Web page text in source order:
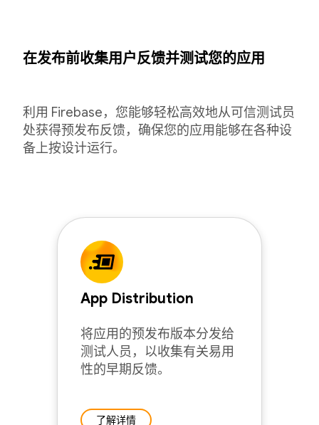
在发布前收集用户反馈并测试您的应用
利用 Firebase，您能够轻松高效地从可信测试员
处获得预发布反馈，确保您的应用能够在各种设
备上按设计运行。
App Distribution
将应用的预发布版本分发给
测试人员，以收集有关易用
性的早期反馈。
了解详情